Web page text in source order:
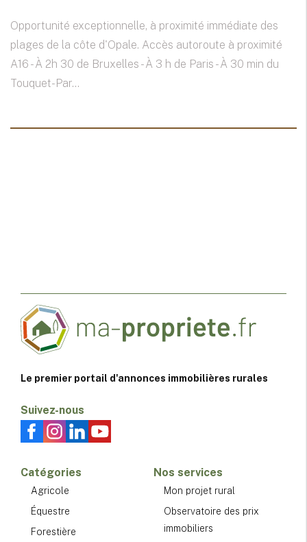
Opportunité exceptionnelle, à proximité immédiate des
plages de la côte d'Opale. Accès autoroute à proximité
A16 - À 2h 30 de Bruxelles - À 3 h de Paris - À 30 min du
Touquet-Par...
Le premier portail d'annonces immobilières rurales
Suivez-nous
Catégories
Agricole
Équestre
Forestière
Nos services
Mon projet rural
Observatoire des prix
immobiliers